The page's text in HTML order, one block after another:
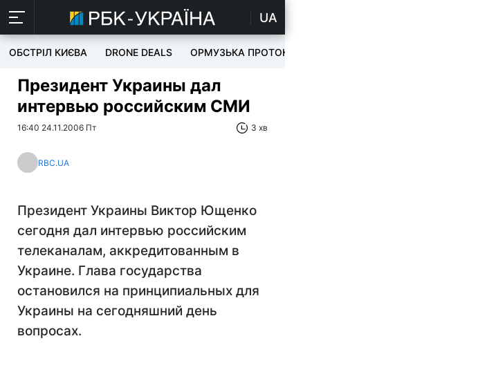
UA
ОБСТРІЛ КИЄВА DRONE DEALS ОРМУЗЬКА ПРОТОКА
Президент Украины дал
интервью российским СМИ
16:40 24.11.2006 Пт 3 хв
RBC.UA
Президент Украины Виктор Ющенко
сегодня дал интервью российским
телеканалам, аккредитованным в
Украине. Глава государства
остановился на принципиальных для
Украины на сегодняшний день
вопросах.